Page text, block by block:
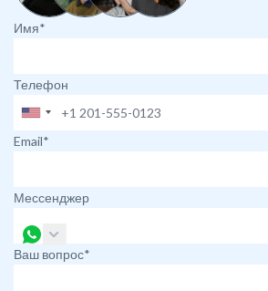
Имя*
Телефон
Email*
Мессенджер
Ваш вопрос*